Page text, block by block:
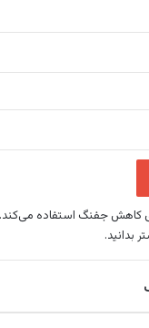
کاهش جفنگ استفاده می‌کند.
بدانید.